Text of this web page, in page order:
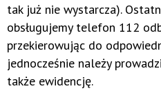
tak już nie wystarcza).
obsługujemy telefon 112
przekierowując do
jednocześnie należy
także ewidencję.